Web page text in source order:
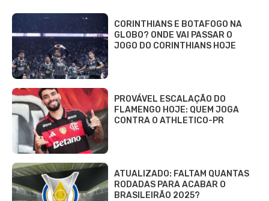
CORINTHIANS E BOTAFOGO NA
GLOBO? ONDE VAI PASSAR O
JOGO DO CORINTHIANS HOJE
PROVÁVEL ESCALAÇÃO DO
FLAMENGO HOJE: QUEM JOGA
CONTRA O ATHLETICO-PR
ATUALIZADO: FALTAM QUANTAS
RODADAS PARA ACABAR O
BRASILEIRÃO 2025?